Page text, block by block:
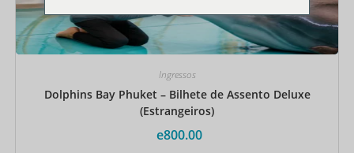
Ingressos
Dolphins Bay Phuket – Bilhete de Assento Deluxe
(Estrangeiros)
e800.00